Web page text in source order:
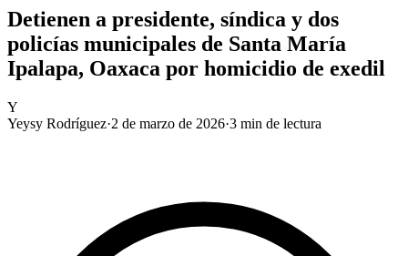
Detienen a presidente, síndica y dos
policías municipales de Santa María
Ipalapa, Oaxaca por homicidio de exedil
Y
Yeysy Rodríguez·2 de marzo de 2026·3 min de lectura